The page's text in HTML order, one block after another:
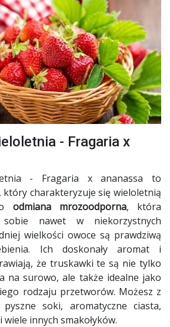
- Fragaria x
- Fragaria x ananassa to
charakteryzuje się wieloletnią
odmiana mrozoodporna, która
nawet w niekorzystnych
wielkości owoce są prawdziwą
Ich doskonały aromat i
że truskawki te są nie tylko
na surowo, ale także idealne jako
rodzaju przetworów. Możesz z
soki, aromatyczne ciasta,
innych smakołyków.